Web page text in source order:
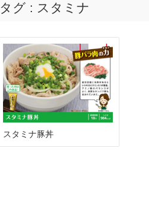
タグ : スタミナ
スタミナ豚丼